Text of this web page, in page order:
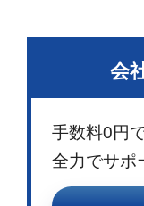
会
手数料0円
全力でサポ